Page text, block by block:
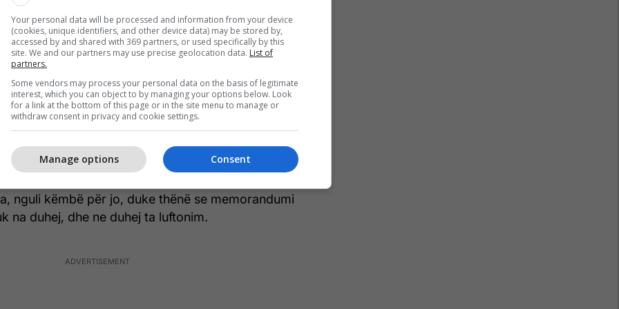
e dini me u sjell me të”. Këto ishin mendimet e
Duket, për këtë arsye ai, nuk dëgjoi për të
në Beograd, Maliq Gjyli më telegrafoi nga
shkoja atje mbasi, Esat Pasha brenda 4-5 ditëve
programin e qeverisë së tij po ma dërgonte me
De Fourtou (francez, komandant i forcave
Shkodër, gjenerali ma pruri programin e Esatit
në komitet e studiuam dhe menduam ta
e ta botonim pjesë-pjesë në gazetën “Populli”.
nguli këmbë për jo, duke thënë se memorandumi
na duhej, dhe ne duhej ta luftonim.
Your personal data will be processed and information from your device
(cookies, unique identifiers, and other device data) may be stored by,
accessed by and shared with 369 partners, or used specifically by this
site. We and our partners may use precise geolocation data. List of
partners.
Some vendors may process your personal data on the basis of legitimate
interest, which you can object to by managing your options below. Look
for a link at the bottom of this page or in the site menu to manage or
withdraw consent in privacy and cookie settings.
Consent
Manage options